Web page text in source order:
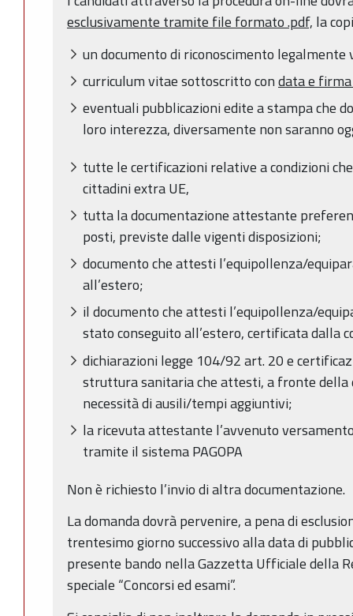
esclusivamente tramite file formato .pdf, la
un documento di riconoscimento legalmente
curriculum vitae sottoscritto condata e
eventuali pubblicazioni edite a stampa che
loro interezza, diversamente non saranno
tutte le certificazioni relative a condizioni
cittadini extra UE,
tutta la documentazione attestante
posti, previste dalle vigenti disposizioni;
documento che attesti l’equipollenza/
all’estero;
il documento che attesti l’equipollenza/
stato conseguito all’estero, certificata dalla
dichiarazioni legge 104/92 art. 20 e
struttura sanitaria che attesti, a fronte della
necessità di ausili/tempi aggiuntivi;
la ricevuta attestante l’avvenuto
tramite il sistema PAGOPA
Non è richiesto l’invio di altra documentazione.
La domanda dovrà pervenire, a pena di
trentesimo giorno successivo alla data di
presente bando nella Gazzetta Ufficiale della
speciale “Concorsi ed esami”.